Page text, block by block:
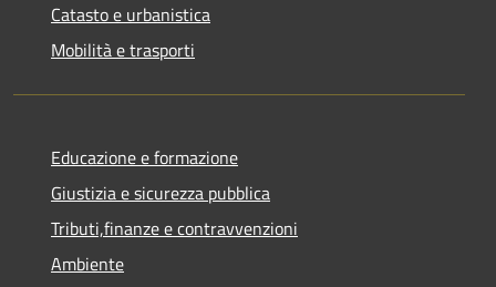
Catasto e urbanistica
Mobilità e trasporti
Educazione e formazione
Giustizia e sicurezza pubblica
Tributi,finanze e contravvenzioni
Ambiente